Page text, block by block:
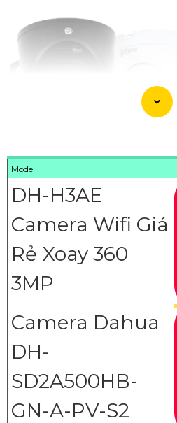
Model
DH-H3AE
Camera Wifi Giá
Rẻ Xoay 360
3MP
Camera Dahua
DH-
SD2A500HB-
GN-A-PV-S2